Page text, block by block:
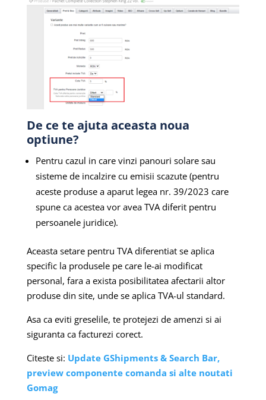
De ce te ajuta aceasta noua
optiune?
Pentru cazul in care vinzi panouri solare sau
sisteme de incalzire cu emisii scazute (pentru
aceste produse a aparut legea nr. 39/2023 care
spune ca acestea vor avea TVA diferit pentru
persoanele juridice).
Aceasta setare pentru TVA diferentiat se aplica
specific la produsele pe care le-ai modificat
personal, fara a exista posibilitatea afectarii altor
produse din site, unde se aplica TVA-ul standard.
Asa ca eviti greselile, te protejezi de amenzi si ai
siguranta ca facturezi corect.
Citeste si: Update GShipments & Search Bar,
preview componente comanda si alte noutati
Gomag